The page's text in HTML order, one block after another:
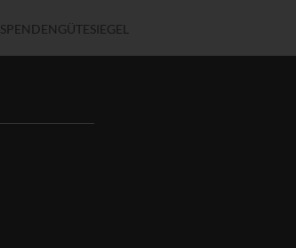
SPENDENGÜTESIEGEL